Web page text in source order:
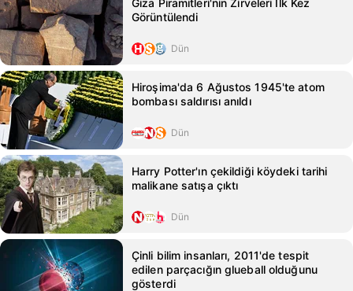
Giza Piramitleri'nin Zirveleri İlk Kez
Görüntülendi
Dün
Hiroşima'da 6 Ağustos 1945'te atom
bombası saldırısı anıldı
Dün
Harry Potter'ın çekildiği köydeki tarihi
malikane satışa çıktı
Dün
Çinli bilim insanları, 2011'de tespit
edilen parçacığın glueball olduğunu
gösterdi